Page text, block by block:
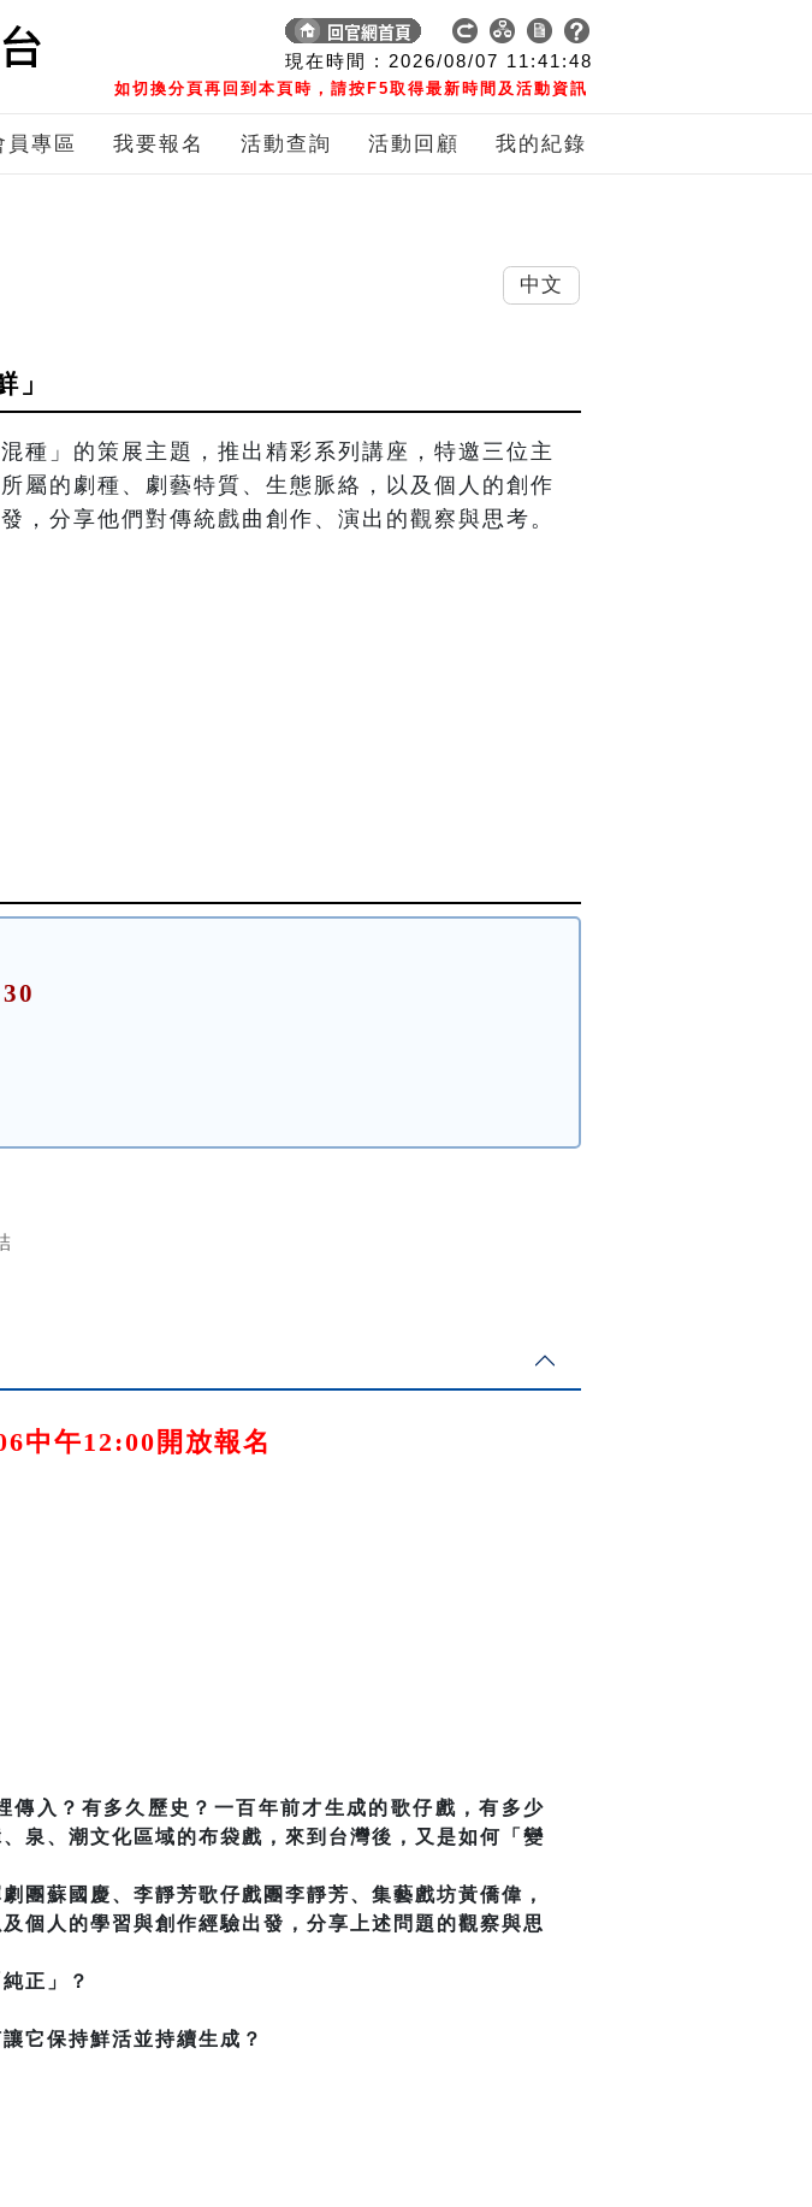
現在時間 : 2026/08/07 11:41:49
如切換分頁再回到本頁時，請按F5取得最新時間及活動資訊
員專區 我要報名 活動查詢 活動回顧 我的紀錄
」
種」的策展主題，推出精彩系列講座，特邀三位主
屬的劇種、劇藝特質、生態脈絡，以及個人的創作
，分享他們對傳統戲曲創作、演出的觀察與思考。
中午12:00開放報名
入？有多久歷史？一百年前才生成的歌仔戲，有多少
泉、潮文化區域的布袋戲，來到台灣後，又是如何「變
團蘇國慶、李靜芳歌仔戲團李靜芳、集藝戲坊黃僑偉，
個人的學習與創作經驗出發，分享上述問題的觀察與思
正」？
它保持鮮活並持續生成？